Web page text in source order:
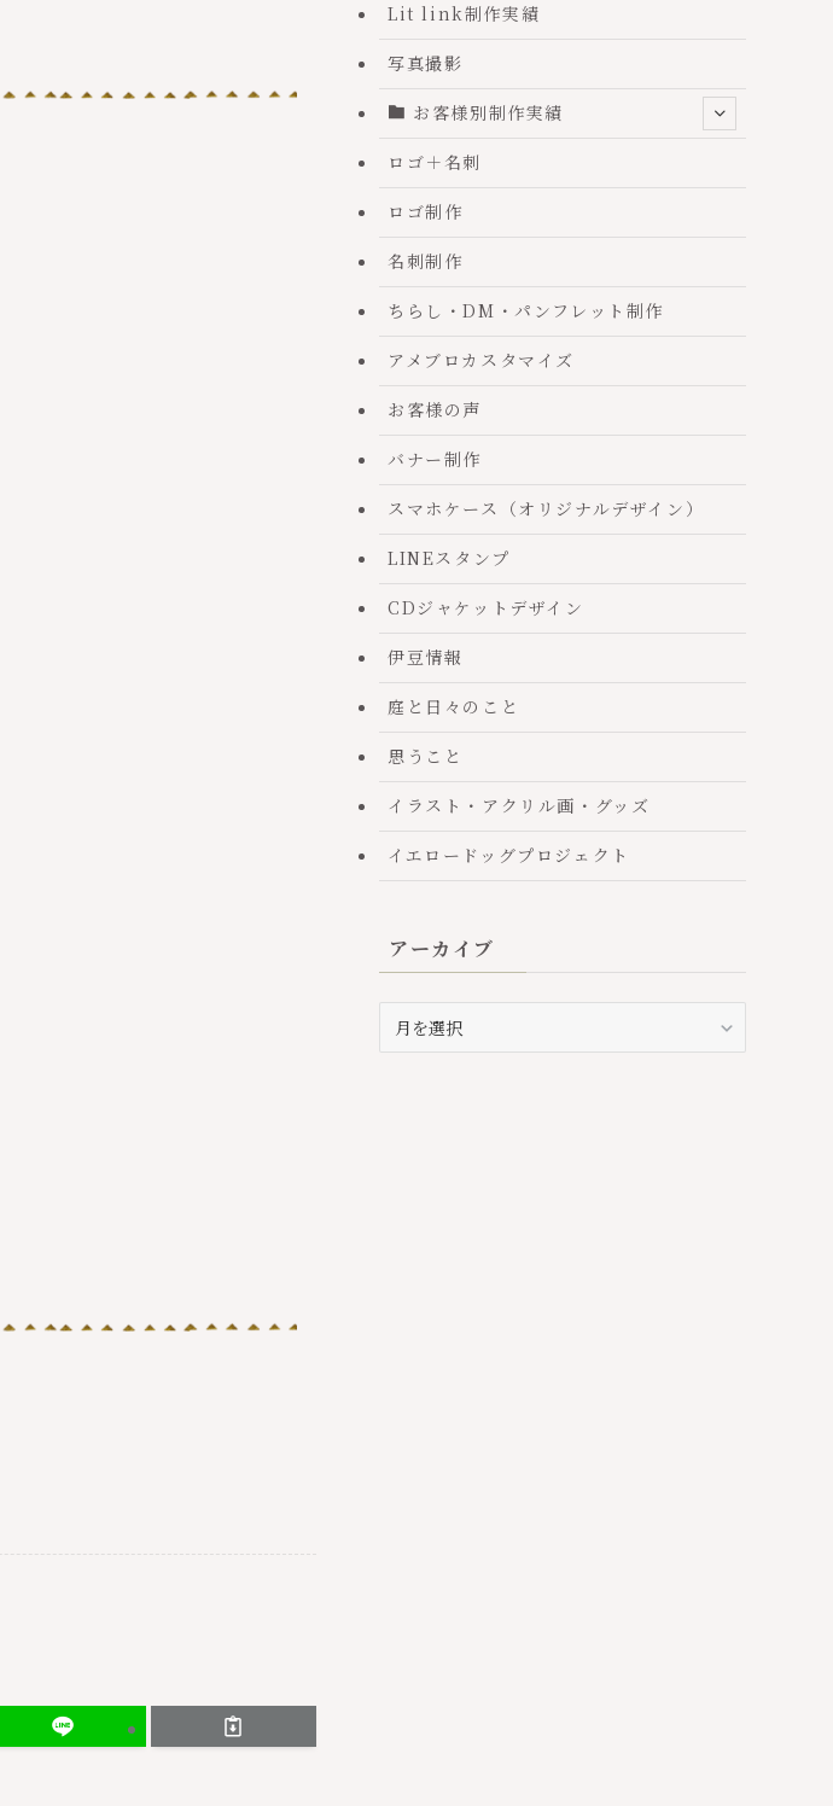
Lit link制作実績
写真撮影
お客様別制作実績
ロゴ＋名刺
ロゴ制作
名刺制作
ちらし・DM・パンフレット制作
アメブロカスタマイズ
お客様の声
バナー制作
スマホケース（オリジナルデザイン）
LINEスタンプ
CDジャケットデザイン
伊豆情報
庭と日々のこと
思うこと
イラスト・アクリル画・グッズ
イエロードッグプロジェクト
アーカイブ
ー